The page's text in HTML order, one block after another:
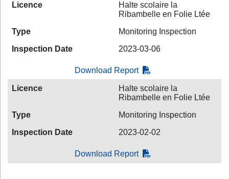
Licence
Halte scolaire la
Ribambelle en Folie Ltée
Type
Monitoring Inspection
Inspection Date
2023-03-06
Download Report
Licence
Halte scolaire la
Ribambelle en Folie Ltée
Type
Monitoring Inspection
Inspection Date
2023-02-02
Download Report